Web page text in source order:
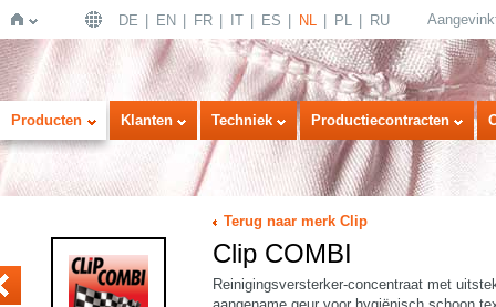
Home
DE EN FR IT ES NL PL RU
Producten Klanten Techniek Productiecontracten
Terug naar merk Clip
Clip COMBI
Reinigingsversterker-concentraat met